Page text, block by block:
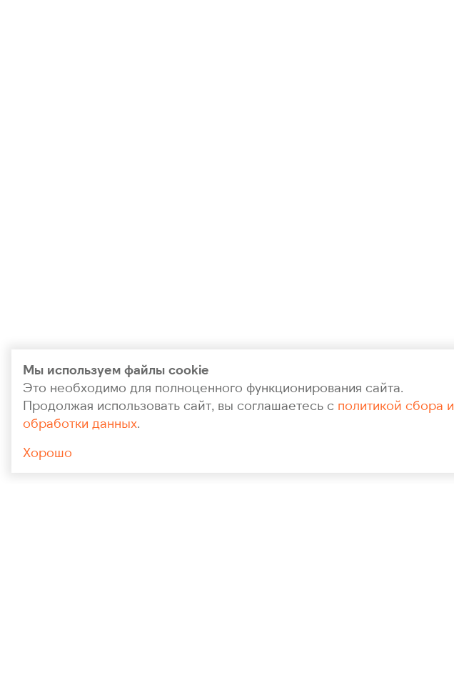
Мы используем файлы cookie
Это необходимо для полноценного функционирования сайта.
Продолжая использовать сайт, вы соглашаетесь с политикой сбора и
обработки данных.
Хорошо